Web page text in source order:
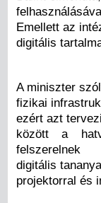
Emellett az
digitális
A miniszter
fizikai
ezért azt
között a
felszerelnek
digitális
projektorral és